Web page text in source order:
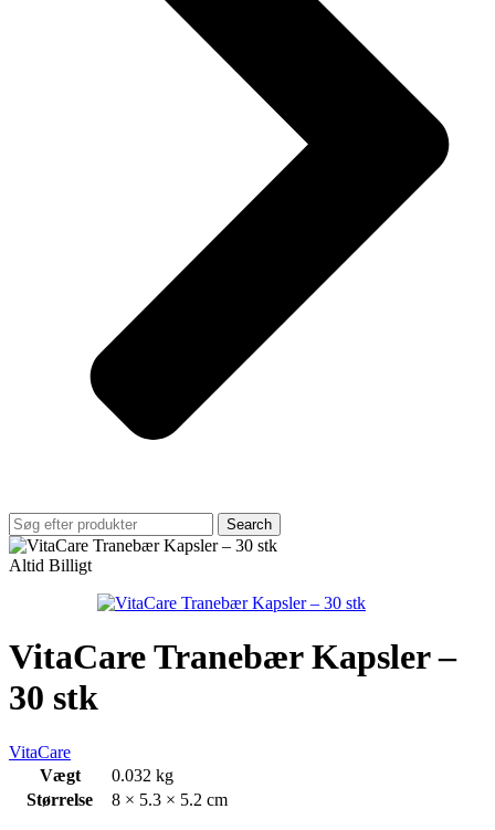
Search
Altid Billigt
VitaCare Tranebær Kapsler –
30 stk
VitaCare
Vægt
0.032 kg
Størrelse
8 × 5.3 × 5.2 cm